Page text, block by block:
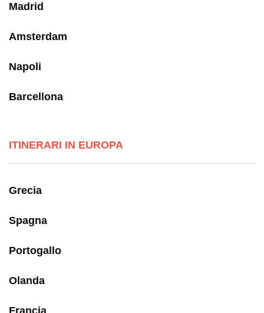
Madrid
Amsterdam
Napoli
Barcellona
ITINERARI IN EUROPA
Grecia
Spagna
Portogallo
Olanda